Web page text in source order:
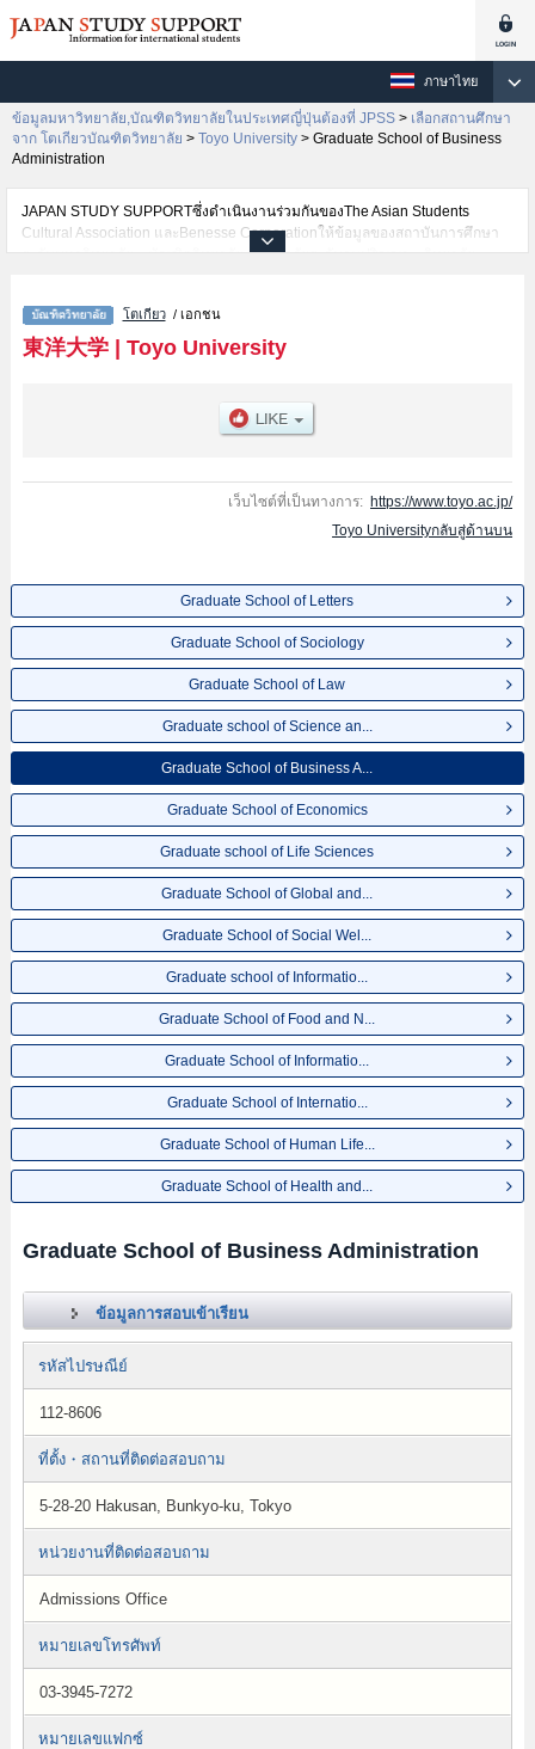
ภาษาไทย
ข้อมูลมหาวิทยาลัย,บัณฑิตวิทยาลัยในประเทศญี่ปุ่นต้องที่ JPSS > เลือกสถานศึกษา
จาก โตเกียวบัณฑิตวิทยาลัย > Toyo University > Graduate School of Business
Administration
JAPAN STUDY SUPPORTซึ่งดำเนินงานร่วมกันของThe Asian Students
Cultural Association และBenesse Corporationให้ข้อมูลของสถาบันการศึกษา
ระดับมหาวิทยาลัย・บัณฑิตวิทยาลัย・วิทยาลัยระดับอนุปริญญา・วิทยาลัย
เช่นGraduate School of LettersหรือGraduate School of
SociologyหรือGraduate School of LawหรือGraduate school of Science and
EngineeringหรือGraduate School of Business AdministrationหรือGraduate
School of Global and Regional StudiesหรือGraduate School of Social
WelfareหรือGraduate school of Information Sciences and ArtsหรือGraduate
Tourism ManagementหรือGraduate School of Human Life
DesignหรือGraduate School of Health and Sports Sciences เป็นต้น,ข้อมูลของ
แต่ละสาขาวิจัย,ข้อมูลการสอบคัดเลือกเข้าศึกษาเช่นจำนวนคนที่รับสมัครหรือ
โตเกียว/ เอกชน
東洋大学| Toyo University
เว็บไซต์ที่เป็นทางการ: https://www.toyo.ac.jp/
Toyo Universityกลับสู่ด้านบน
Graduate School of Letters
Graduate School of Sociology
Graduate School of Law
Graduate school of Science an...
Graduate School of Business A...
Graduate School of Economics
Graduate school of Life Sciences
Graduate School of Global and...
Graduate School of Social Wel...
Graduate school of Informatio...
Graduate School of Food and N...
Graduate School of Informatio...
Graduate School of Internatio...
Graduate School of Human Life...
Graduate School of Health and...
Graduate School of Business Administration
ข้อมูลการสอบเข้าเรียน
รหัสไปรษณีย์
112-8606
ที่ตั้ง・สถานที่ติดต่อสอบถาม
5-28-20 Hakusan, Bunkyo-ku, Tokyo
หน่วยงานที่ติดต่อสอบถาม
Admissions Office
หมายเลขโทรศัพท์
03-3945-7272
หมายเลขแฟกซ์